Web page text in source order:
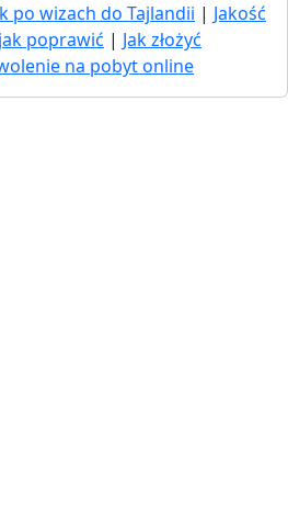
po wizach do Tajlandii | Jakość
poprawić | Jak złożyć
na pobyt online